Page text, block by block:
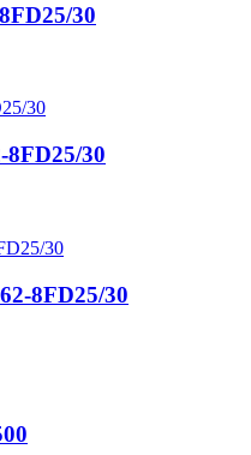
30
30
8FD25/30